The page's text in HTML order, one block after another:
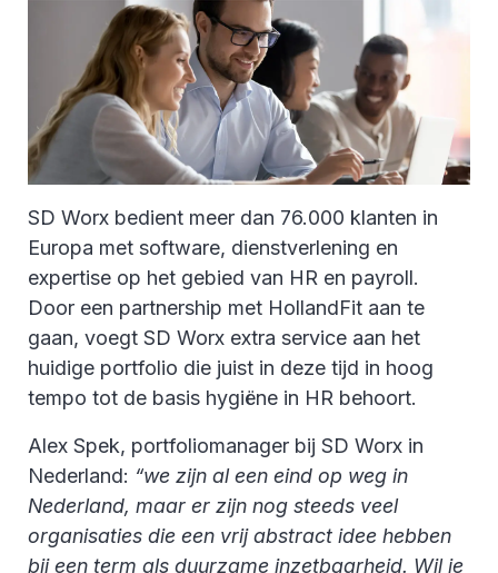
SD Worx bedient meer dan 76.000 klanten in
Europa met software, dienstverlening en
expertise op het gebied van HR en payroll.
Door een partnership met HollandFit aan te
gaan, voegt SD Worx extra service aan het
huidige portfolio die juist in deze tijd in hoog
tempo tot de basis hygiëne in HR behoort.
Alex Spek, portfoliomanager bij SD Worx in
Nederland: “we zijn al een eind op weg in
Nederland, maar er zijn nog steeds veel
organisaties die een vrij abstract idee hebben
bij een term als duurzame inzetbaarheid. Wil je